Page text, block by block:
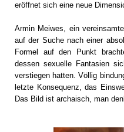
eröffnet sich eine neue
Armin Meiwes, ein
auf der Suche nach einer
Formel auf den Punkt
dessen sexuelle Fantasien
verstiegen hatten. Völlig
letzte Konsequenz, das
Das Bild ist archaisch, man